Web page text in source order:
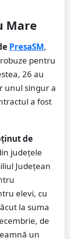
Mare
PresaSM,
pentru
26 au
unul singur a
a fost
de
județele
Județean
elevi, cu
la suma
de
un